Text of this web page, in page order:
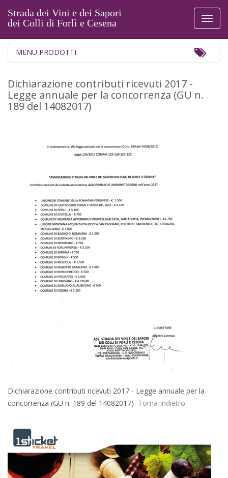
Strada dei Vini e dei Sapori
dei Colli di Forlì e Cesena
MENU PRODOTTI
Dichiarazione contributi ricevuti 2017 -
Legge annuale per la concorrenza (GU n.
189 del 14082017)
Dichiarazione contributi ricevuti 2017 - Legge annuale per la
concorrenza (GU n. 189 del 14082017) Torna Indietro